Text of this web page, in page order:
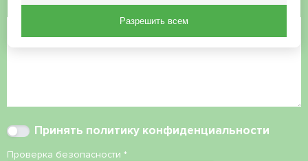
Комментарий
Принять политику конфиденциальности
Проверка безопасности *
Разрешить всем